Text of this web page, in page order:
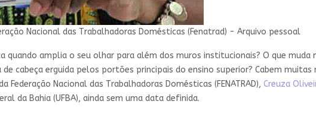
Nacional das Trabalhadoras Domésticas (Fenatrad) - Arquivo pessoal
quando amplia o seu olhar para além dos muros institucionais? O que
cabeça erguida pelos portões principais do ensino superior? Cabem
Federação Nacional das Trabalhadoras Domésticas (FENATRAD), Creuza
da Bahia (UFBA), ainda sem uma data definida.